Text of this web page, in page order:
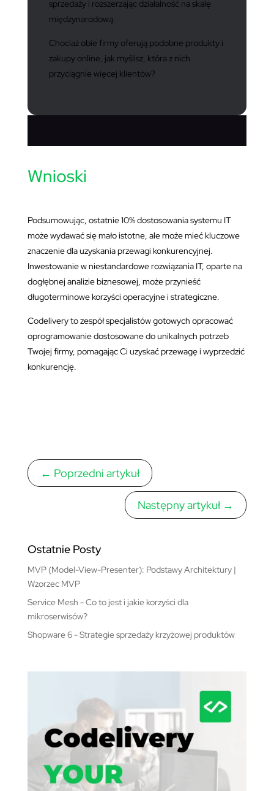
sprzedaży i rozszerzając działalność na skalę
międzynarodową.
Chociaż obie firmy oferują podobne produkty i
zakupy online, jak myślisz, która z nich
przyciągnie więcej klientów?
Wnioski
Podsumowując, ostatnie 10% dostosowania systemu IT
może wydawać się mało istotne, ale może mieć kluczowe
znaczenie dla uzyskania przewagi konkurencyjnej.
Inwestowanie w niestandardowe rozwiązania IT, oparte na
dogłębnej analizie biznesowej, może przynieść
długoterminowe korzyści operacyjne i strategiczne.
Codelivery to zespół specjalistów gotowych opracować
oprogramowanie dostosowane do unikalnych potrzeb
Twojej firmy, pomagając Ci uzyskać przewagę i wyprzedzić
konkurencję.
← Poprzedni artykuł
Następny artykuł→
Ostatnie Posty
MVP (Model-View-Presenter): Podstawy Architektury |
Wzorzec MVP
Service Mesh - Co to jest i jakie korzyści dla
mikroserwisów?
Shopware 6 - Strategie sprzedaży krzyżowej produktów